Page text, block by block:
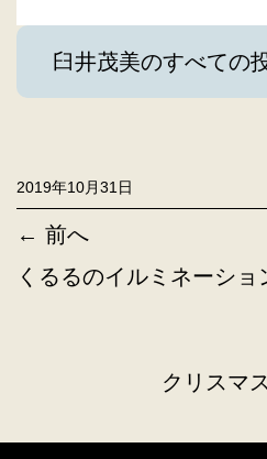
臼井茂美のすべての
2019年10月31日
← 前へ
くるるのイルミネーショ
クリスマ